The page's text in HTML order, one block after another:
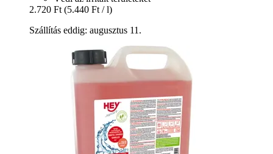
2.720 Ft (5.440 Ft / l)
Szállítás eddig: augusztus 11.